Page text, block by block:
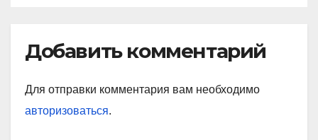
Добавить комментарий
Для отправки комментария вам необходимо
авторизоваться.